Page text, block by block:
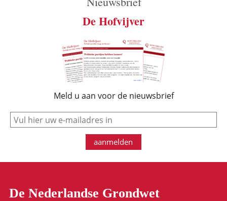
De Hofvijver
Meld u aan voor de nieuwsbrief
e-mail
aanmelden
De Nederlandse Grondwet